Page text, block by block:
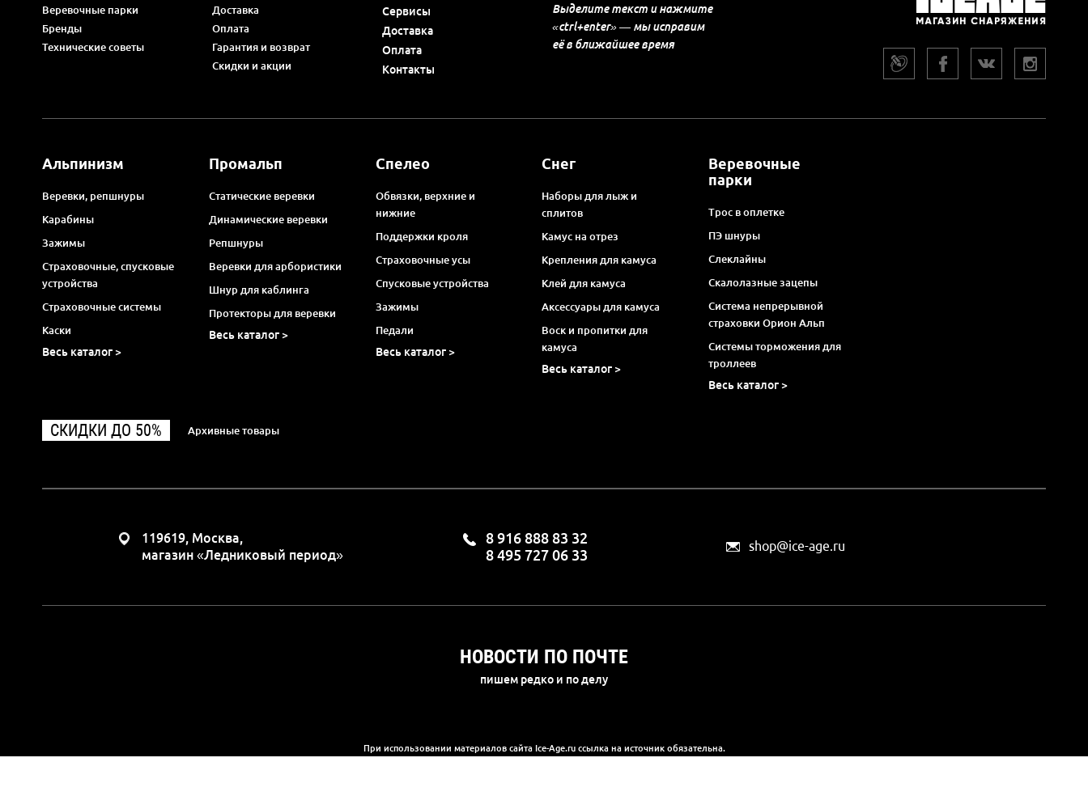
Веревочные парки
Бренды
Технические советы
Доставка
Оплата
Гарантия и возврат
Скидки и акции
Сервисы
Доставка
Оплата
Контакты
Выделите текст и нажмите
«ctrl+enter» — мы исправим
её в ближайшее время
Альпинизм
Веревки, репшнуры
Карабины
Зажимы
Страховочные, спусковые
устройства
Страховочные системы
Каски
Весь каталог >
Промальп
Статические веревки
Динамические веревки
Репшнуры
Веревки для арбористики
Шнур для каблинга
Протекторы для веревки
Весь каталог >
Спелео
Обвязки, верхние и
нижние
Поддержки кроля
Страховочные усы
Спусковые устройства
Зажимы
Педали
Весь каталог >
Снег
Наборы для лыж и
сплитов
Камус на отрез
Крепления для камуса
Клей для камуса
Аксессуары для камуса
Воск и пропитки для
камуса
Весь каталог >
Веревочные
парки
Трос в оплетке
ПЭ шнуры
Слеклайны
Скалолазные зацепы
Система непрерывной
страховки Орион Альп
Системы торможения для
троллеев
Весь каталог >
СКИДКИ ДО 50% Архивные товары
119619, Москва,
магазин «Ледниковый период»
8 916 888 83 32
8 495 727 06 33
shop@ice-age.ru
НОВОСТИ ПО ПОЧТЕ
пишем редко и по делу
При использовании материалов сайта Ice-Age.ru ссылка на источник обязательна.